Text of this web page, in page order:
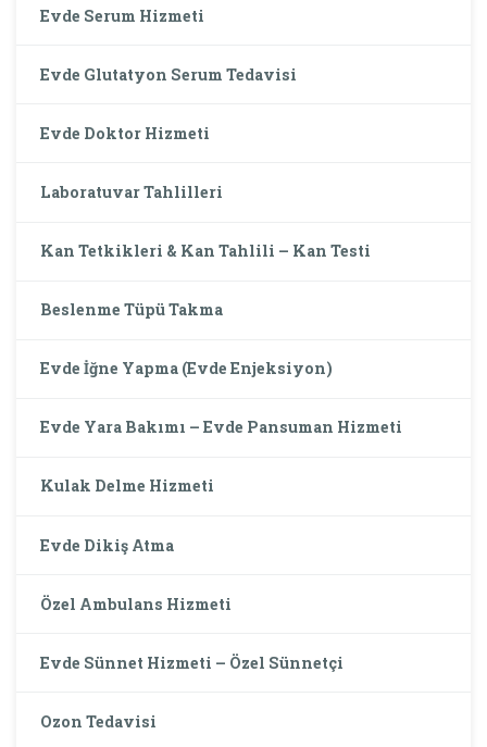
Evde Serum Hizmeti
Evde Glutatyon Serum Tedavisi
Evde Doktor Hizmeti
Laboratuvar Tahlilleri
Kan Tetkikleri & Kan Tahlili – Kan Testi
Beslenme Tüpü Takma
Evde İğne Yapma (Evde Enjeksiyon)
Evde Yara Bakımı – Evde Pansuman Hizmeti
Kulak Delme Hizmeti
Evde Dikiş Atma
Özel Ambulans Hizmeti
Evde Sünnet Hizmeti – Özel Sünnetçi
Ozon Tedavisi